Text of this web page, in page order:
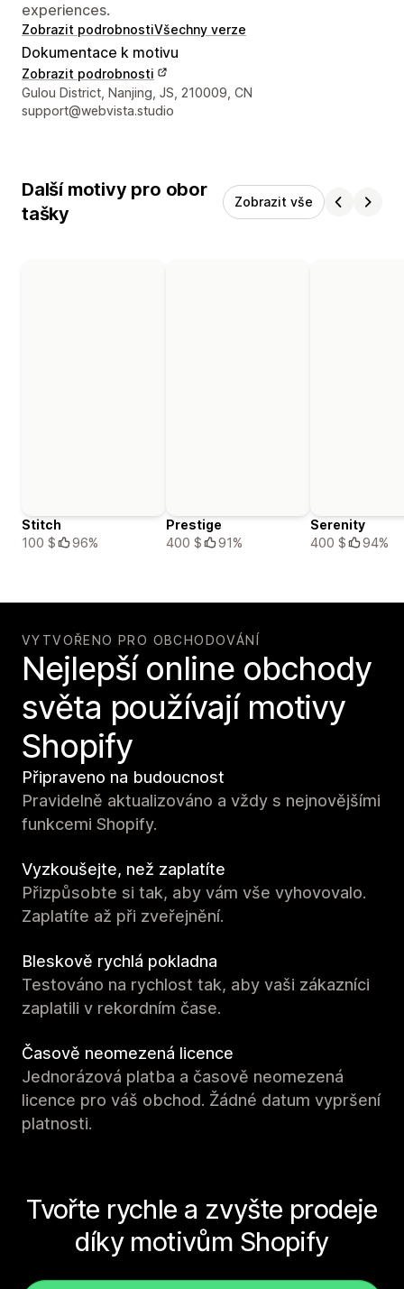
experiences.
Zobrazit podrobnostiVšechny verze
Dokumentace k motivu
Zobrazit podrobnosti
Kontaktní údaje designéra
Gulou District, Nanjing, JS, 210009, CN
support@webvista.studio
Další motivy pro obor
tašky
Zobrazit vše
Stitch
100 $
96%
Prestige
400 $
91%
Serenity
400 $
94%
VYTVOŘENO PRO OBCHODOVÁNÍ
Nejlepší online obchody
světa používají motivy
Shopify
Připraveno na budoucnost
Pravidelně aktualizováno a vždy s nejnovějšími
funkcemi Shopify.
Vyzkoušejte, než zaplatíte
Přizpůsobte si tak, aby vám vše vyhovovalo.
Zaplatíte až při zveřejnění.
Bleskově rychlá pokladna
Testováno na rychlost tak, aby vaši zákazníci
zaplatili v rekordním čase.
Časově neomezená licence
Jednorázová platba a časově neomezená
licence pro váš obchod. Žádné datum vypršení
platnosti.
Tvořte rychle a zvyšte prodeje
díky motivům Shopify